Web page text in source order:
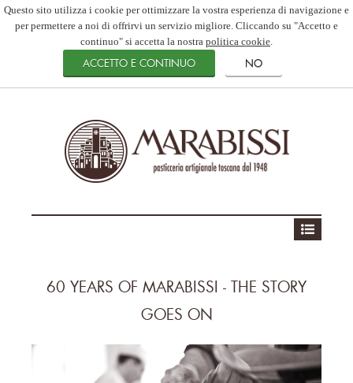
Questo sito utilizza i cookie per ottimizzare la vostra esperienza di navigazione e
per permettere a noi di offrirvi un servizio migliore. Cliccando su "Accetto e
continuo" si accetta la nostra politica cookie.
60 YEARS OF MARABISSI - THE STORY
GOES ON